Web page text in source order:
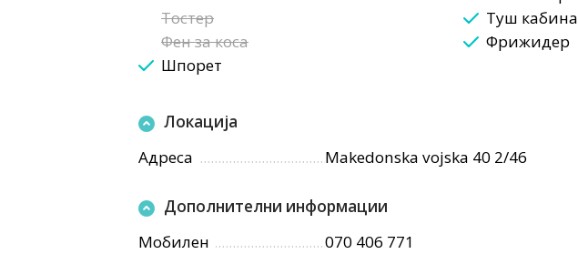
Тостер
Туш кабина
Фен за коса
Фрижидер
Шпорет
Локација
Адреса
Makedonska vojska 40 2/46
Дополнителни информации
Мобилен
070 406 771